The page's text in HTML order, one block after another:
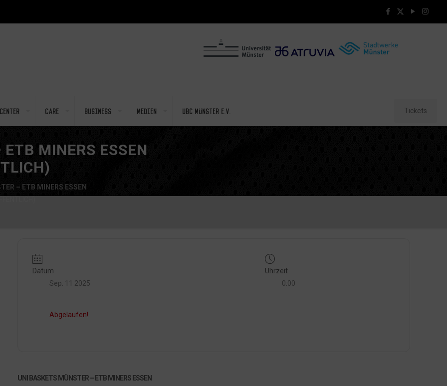
Care Business Medien UBC Münster e.V. Tickets
MINERS ESSEN
– ETB MINERS ESSEN
Datum
Sep. 11 2025
Abgelaufen!
Uhrzeit
0:00
UNI BASKETS MÜNSTER – ETB MINERS ESSEN